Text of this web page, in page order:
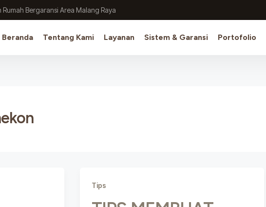
Rumah Bergaransi Area Malang Raya
Beranda Tentang Kami Layanan Sistem & Garansi Portofolio
Tips